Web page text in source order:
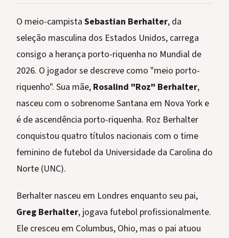
O meio-campista Sebastian Berhalter, da
seleção masculina dos Estados Unidos, carrega
consigo a herança porto-riquenha no Mundial de
2026. O jogador se descreve como "meio porto-
riquenho". Sua mãe, Rosalind "Roz" Berhalter,
nasceu com o sobrenome Santana em Nova York e
é de ascendência porto-riquenha. Roz Berhalter
conquistou quatro títulos nacionais com o time
feminino de futebol da Universidade da Carolina do
Norte (UNC).
Berhalter nasceu em Londres enquanto seu pai,
Greg Berhalter, jogava futebol profissionalmente.
Ele cresceu em Columbus, Ohio, mas o pai atuou